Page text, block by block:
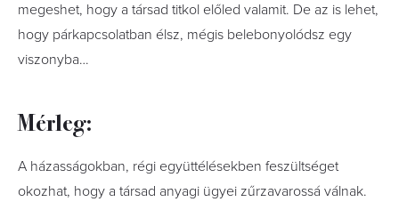
megeshet, hogy a társad titkol előled valamit. De az is lehet,
hogy párkapcsolatban élsz, mégis belebonyolódsz egy
viszonyba…
Mérleg:
A házasságokban, régi együttélésekben feszültséget
okozhat, hogy a társad anyagi ügyei zűrzavarossá válnak.